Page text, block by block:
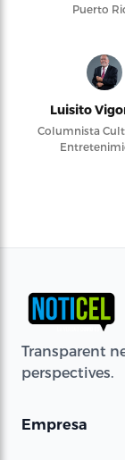
Puerto
Luisito
Columnista
Transparent
perspectives.
Empresa